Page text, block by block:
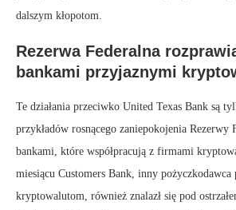
dalszym kłopotom.
Rezerwa Federalna
bankami przyjaznymi
Te działania przeciwko United Texas Bank są
przykładów rosnącego zaniepokojenia Rezerwy
bankami, które współpracują z firmami
miesiącu Customers Bank, inny pożyczkodawca
kryptowalutom, również znalazł się pod